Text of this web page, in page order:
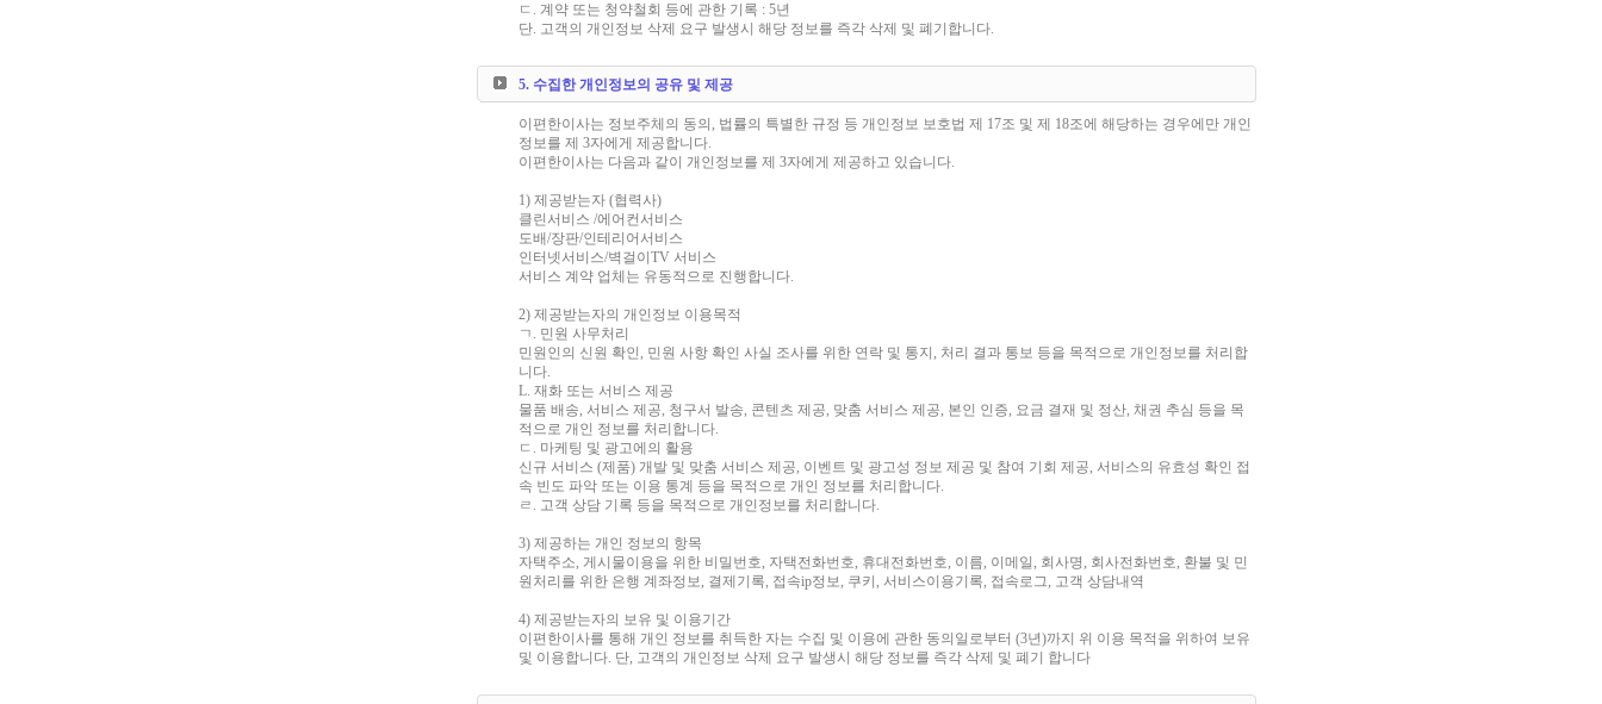
ㄷ. 계약 또는 청약철회 등에 관한 기록 : 5년
단. 고객의 개인정보 삭제 요구 발생시 해당 정보를 즉각 삭제 및 폐기합니다.
5. 수집한 개인정보의 공유 및 제공
이편한이사는 정보주체의 동의, 법률의 특별한 규정 등 개인정보 보호법 제 17조 및 제 18조에 해당하는 경우에만 개인
정보를 제 3자에게 제공합니다.
이편한이사는 다음과 같이 개인정보를 제 3자에게 제공하고 있습니다.
1) 제공받는자 (협력사)
클린서비스 /에어컨서비스
도배/장판/인테리어서비스
인터넷서비스/벽걸이TV 서비스
서비스 계약 업체는 유동적으로 진행합니다.
2) 제공받는자의 개인정보 이용목적
ㄱ. 민원 사무처리
민원인의 신원 확인, 민원 사항 확인 사실 조사를 위한 연락 및 통지, 처리 결과 통보 등을 목적으로 개인정보를 처리합
니다.
L. 재화 또는 서비스 제공
물품 배송, 서비스 제공, 청구서 발송, 콘텐츠 제공, 맞춤 서비스 제공, 본인 인증, 요금 결재 및 정산, 채권 추심 등을 목
적으로 개인 정보를 처리합니다.
ㄷ. 마케팅 및 광고에의 활용
신규 서비스 (제품) 개발 및 맞춤 서비스 제공, 이벤트 및 광고성 정보 제공 및 참여 기회 제공, 서비스의 유효성 확인 접
속 빈도 파악 또는 이용 통계 등을 목적으로 개인 정보를 처리합니다.
ㄹ. 고객 상담 기록 등을 목적으로 개인정보를 처리합니다.
3) 제공하는 개인 정보의 항목
자택주소, 게시물이용을 위한 비밀번호, 자택전화번호, 휴대전화번호, 이름, 이메일, 회사명, 회사전화번호, 환불 및 민
원처리를 위한 은행 계좌정보, 결제기록, 접속ip정보, 쿠키, 서비스이용기록, 접속로그, 고객 상담내역
4) 제공받는자의 보유 및 이용기간
이편한이사를 통해 개인 정보를 취득한 자는 수집 및 이용에 관한 동의일로부터 (3년)까지 위 이용 목적을 위하여 보유
및 이용합니다. 단, 고객의 개인정보 삭제 요구 발생시 해당 정보를 즉각 삭제 및 폐기 합니다